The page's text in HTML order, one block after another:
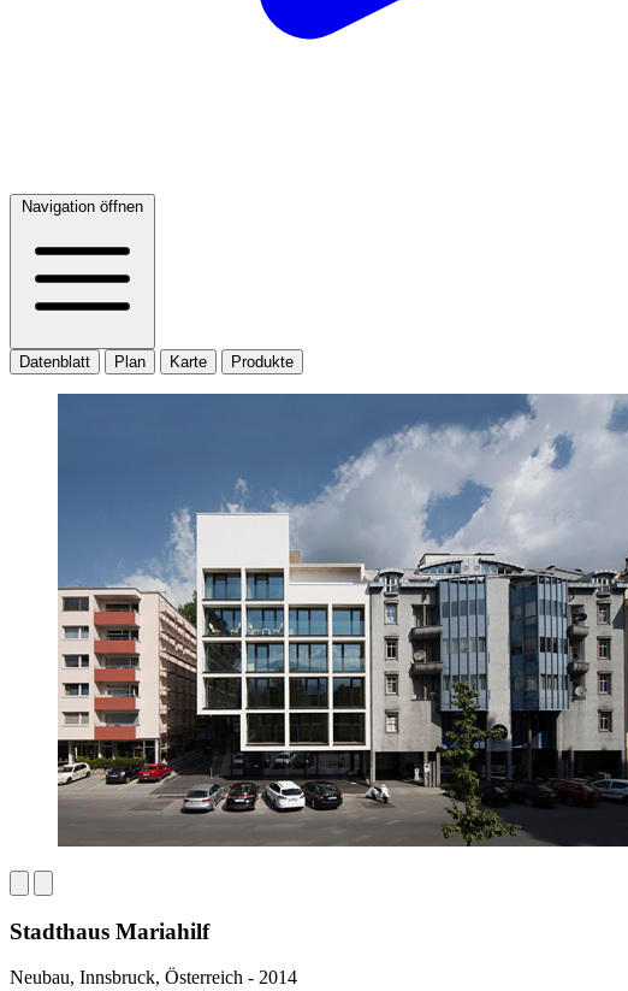
Navigation öffnen
Datenblatt Plan Karte Produkte
Stadthaus Mariahilf
Neubau, Innsbruck, Österreich - 2014